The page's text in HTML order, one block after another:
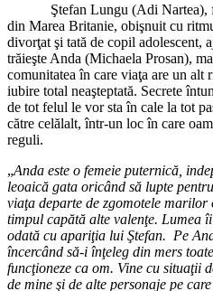
Ştefan Lungu (Adi Nartea),
din Marea Britanie, obişnuit cu
divorţat şi tată de copil adolescent,
trăieşte Anda (Michaela Prosan),
comunitatea în care viaţa are un alt
iubire total neaşteptată. Secrete
de tot felul le vor sta în cale la tot
către celălalt, într-un loc în care
reguli.
„Anda este o femeie puternică,
leoaică gata oricând să lupte
viaţa departe de zgomotele
timpul capătă alte valenţe. Lumea
odată cu apariţia lui Ştefan. Pe
încercând să-i înţeleg din mers
funcţioneze ca om. Vine cu situaţii
de mine şi de alte personaje pe